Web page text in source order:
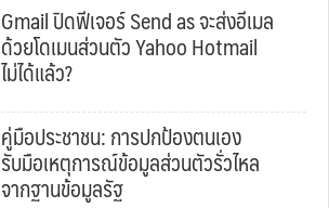
Gmail ปิดฟีเจอร์ Send as จะส่งอีเมล
ด้วยโดเมนส่วนตัว Yahoo Hotmail
ไม่ได้แล้ว?
คู่มือประชาชน: การปกป้องตนเอง
รับมือเหตุการณ์ข้อมูลส่วนตัวรั่วไหล
จากฐานข้อมูลรัฐ